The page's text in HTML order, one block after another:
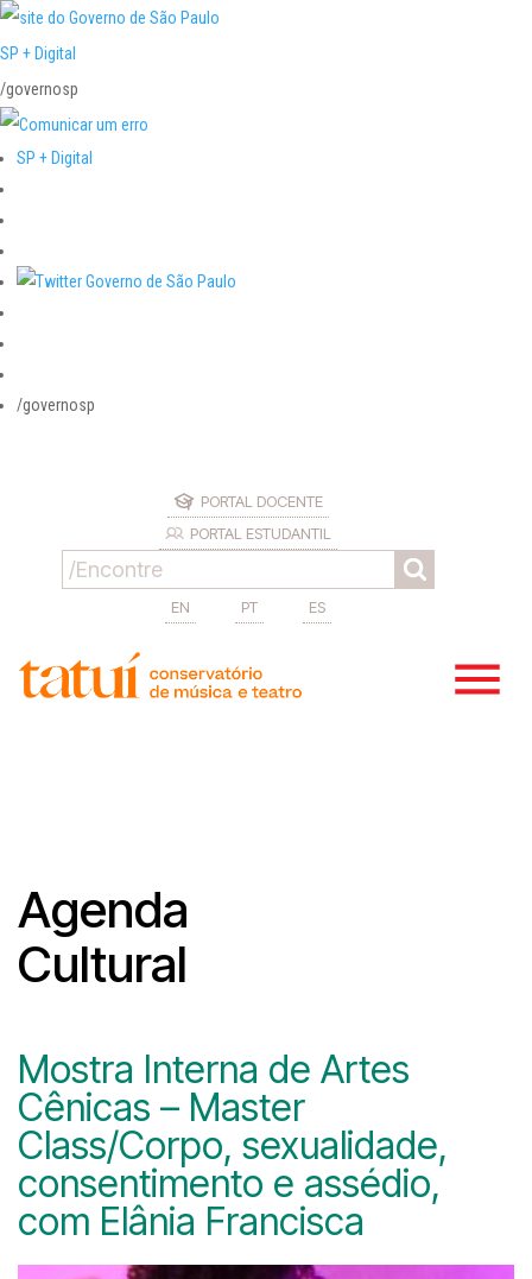
SP + Digital
/governosp
SP + Digital
/governosp
PORTAL DOCENTE
PORTAL ESTUDANTIL
EN PT ES
Agenda
Cultural
Mostra Interna de Artes
Cênicas – Master
Class/Corpo, sexualidade,
consentimento e assédio,
com Elânia Francisca